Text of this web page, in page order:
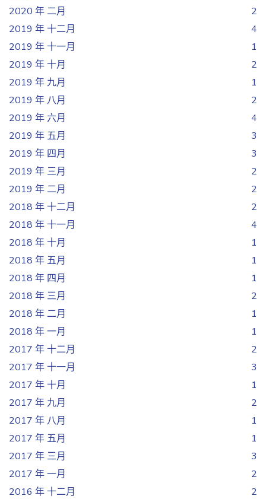
2020 年 二月
2
2019 年 十二月
4
2019 年 十一月
1
2019 年 十月
2
2019 年 九月
1
2019 年 八月
2
2019 年 六月
4
2019 年 五月
3
2019 年 四月
3
2019 年 三月
2
2019 年 二月
2
2018 年 十二月
2
2018 年 十一月
4
2018 年 十月
1
2018 年 五月
1
2018 年 四月
1
2018 年 三月
2
2018 年 二月
1
2018 年 一月
1
2017 年 十二月
2
2017 年 十一月
3
2017 年 十月
1
2017 年 九月
2
2017 年 八月
1
2017 年 五月
1
2017 年 三月
3
2017 年 一月
2
2016 年 十二月
2